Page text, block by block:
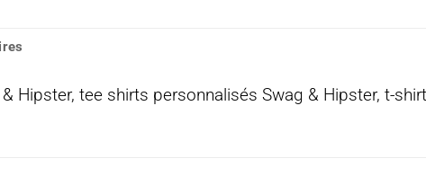
Hipster, tee shirts personnalisés Swag & Hipster, t-